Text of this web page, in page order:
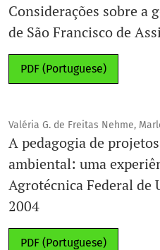
Considerações sobre a
de São Francisco de
PDF (Portuguese)
Valéria G. de Freitas Nehme,
A pedagogia de
ambiental: uma
Agrotécnica Federal de
2004
PDF (Portuguese)